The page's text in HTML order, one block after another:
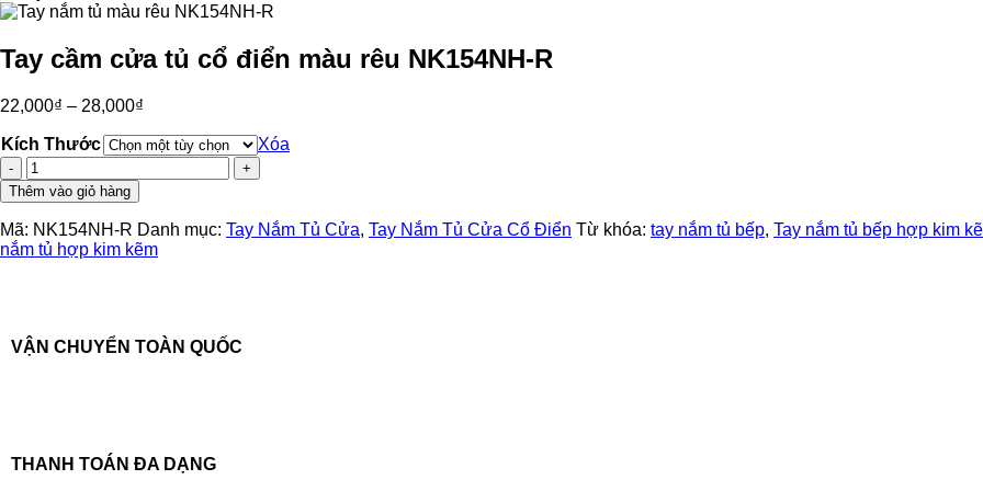
Tay cầm cửa tủ cổ điển màu rêu NK154NH-R
22,000₫ – 28,000₫
Kích Thước
Xóa
Tay
cầm
cửa
tủ
cổ
điển
R
số
Thêm vào giỏ hàng
Mã: NK154NH-R Danh mục: Tay Nắm Tủ Cửa, Tay Nắm Tủ Cửa Cổ Điển Từ khóa: tay nắm tủ bếp, Tay nắm tủ bếp hợp kim
nắm tủ hợp kim kẽm
VẬN CHUYỂN TOÀN QUỐC
THANH TOÁN ĐA DẠNG